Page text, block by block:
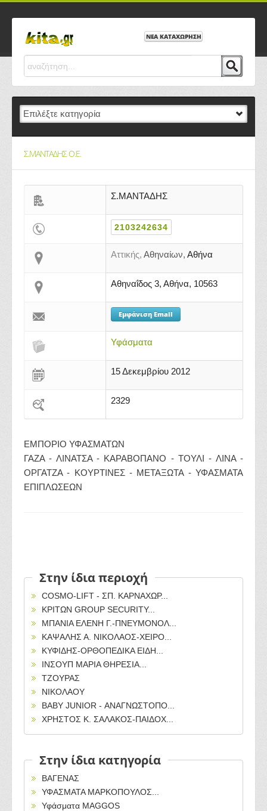
ΝΕΑ ΚΑΤΑΧΩΡΗΣΗ
Σ.ΜΑΝΤΑΔΗΣ Ο.Ε.
Σ.ΜΑΝΤΑΔΗΣ
2103242634
Αττικής, Αθηναίων, Αθήνα
Αθηναΐδος 3, Αθήνα, 10563
Εμφάνιση Email
Υφάσματα
15 Δεκεμβρίου 2012
2329
ΕΜΠΟΡΙΟ ΥΦΑΣΜΑΤΩΝ
ΓΑΖΑ - ΛΙΝΑΤΣΑ - ΚΑΡΑΒΟΠΑΝΟ - ΤΟΥΛΙ - ΛΙΝΑ -
ΟΡΓΑΤΖΑ - ΚΟΥΡΤΙΝΕΣ - ΜΕΤΑΞΩΤΑ - ΥΦΑΣΜΑΤΑ
ΕΠΙΠΛΩΣΕΩΝ
Στην ίδια περιοχή
COSMO-LIFT - ΣΠ. ΚΑΡΝΑΧΩΡ...
ΚΡΙΤΩΝ GROUP SECURITY...
ΜΠΑΝΙΑ ΕΛΕΝΗ Γ.-ΠΝΕΥΜΟΝΟΛ...
ΚΑΨΑΛΗΣ Α. ΝΙΚΟΛΑΟΣ-ΧΕΙΡΟ...
ΚΥΦΙΔΗΣ-ΟΡΘΟΠΕΔΙΚΑ ΕΙΔΗ...
ΙΝΣΟΥΠ ΜΑΡΙΑ ΘΗΡΕΣΙΑ...
ΤΖΟΥΡΑΣ
ΝΙΚΟΛΑΟΥ
BABY JUNIOR - ΑΝΑΓΝΩΣΤΟΠΟ...
ΧΡΗΣΤΟΣ Κ. ΣΑΛΑΚΟΣ-ΠΑΙΔΟΧ...
Στην ίδια κατηγορία
ΒΑΓΕΝΑΣ
ΥΦΑΣΜΑΤΑ ΜΑΡΚΟΠΟΥΛΟΣ...
Υφάσματα MAGGOS